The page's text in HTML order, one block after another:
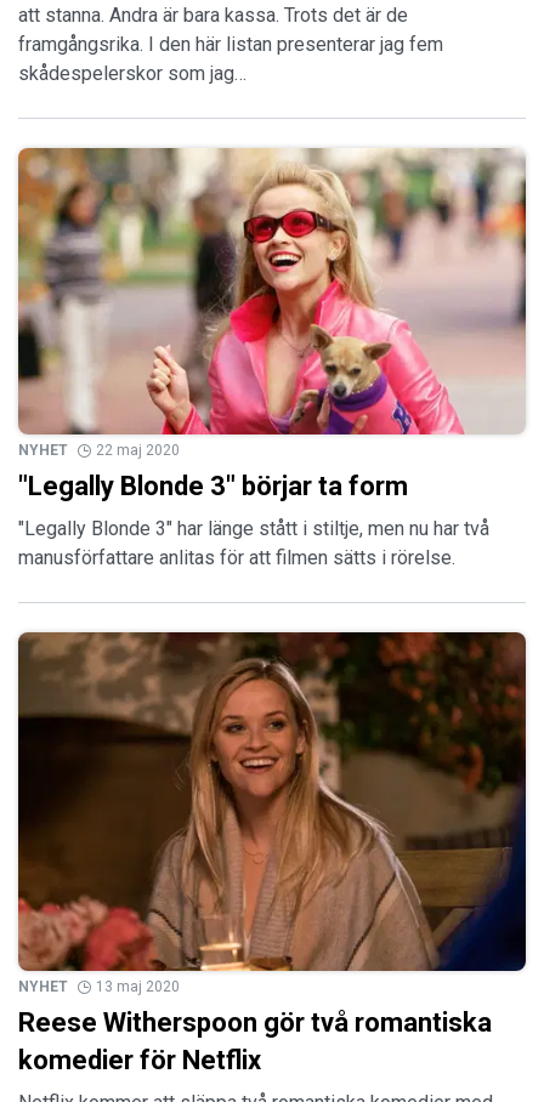
att stanna. Andra är bara kassa. Trots det är de
framgångsrika. I den här listan presenterar jag fem
skådespelerskor som jag…
NYHET 22 maj 2020
"Legally Blonde 3" börjar ta form
"Legally Blonde 3" har länge stått i stiltje, men nu har två
manusförfattare anlitas för att filmen sätts i rörelse.
NYHET 13 maj 2020
Reese Witherspoon gör två romantiska
komedier för Netflix